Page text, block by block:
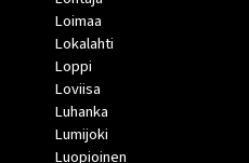
Loimaa
Lokalahti
Loppi
Loviisa
Luhanka
Lumijoki
Luopioinen